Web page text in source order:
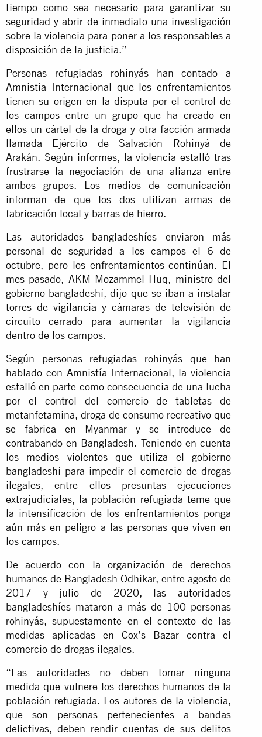
tiempo como sea necesario para garantizar su
seguridad y abrir de inmediato una investigación
sobre la violencia para poner a los responsables a
disposición de la justicia.”
Personas refugiadas rohinyás han contado a
Amnistía Internacional que los enfrentamientos
tienen su origen en la disputa por el control de
los campos entre un grupo que ha creado en
ellos un cártel de la droga y otra facción armada
llamada Ejército de Salvación Rohinyá de
Arakán. Según informes, la violencia estalló tras
frustrarse la negociación de una alianza entre
ambos grupos. Los medios de comunicación
informan de que los dos utilizan armas de
fabricación local y barras de hierro.
Las autoridades bangladeshíes enviaron más
personal de seguridad a los campos el 6 de
octubre, pero los enfrentamientos continúan. El
mes pasado, AKM Mozammel Huq, ministro del
gobierno bangladeshí, dijo que se iban a instalar
torres de vigilancia y cámaras de televisión de
circuito cerrado para aumentar la vigilancia
dentro de los campos.
Según personas refugiadas rohinyás que han
hablado con Amnistía Internacional, la violencia
estalló en parte como consecuencia de una lucha
por el control del comercio de tabletas de
metanfetamina, droga de consumo recreativo que
se fabrica en Myanmar y se introduce de
contrabando en Bangladesh. Teniendo en cuenta
los medios violentos que utiliza el gobierno
bangladeshí para impedir el comercio de drogas
ilegales, entre ellos presuntas ejecuciones
extrajudiciales, la población refugiada teme que
la intensificación de los enfrentamientos ponga
aún más en peligro a las personas que viven en
los campos.
De acuerdo con la organización de derechos
humanos de Bangladesh Odhikar, entre agosto de
2017 y julio de 2020, las autoridades
bangladeshíes mataron a más de 100 personas
rohinyás, supuestamente en el contexto de las
medidas aplicadas en Cox’s Bazar contra el
comercio de drogas ilegales.
“Las autoridades no deben tomar ninguna
medida que vulnere los derechos humanos de la
población refugiada. Los autores de la violencia,
que son personas pertenecientes a bandas
delictivas, deben rendir cuentas de sus delitos